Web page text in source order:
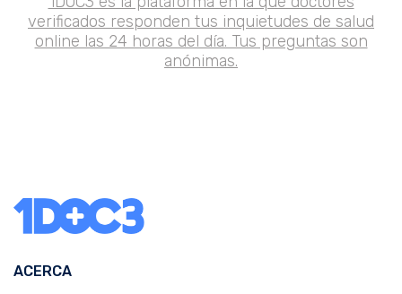
verificados responden tus inquietudes de salud
online las 24 horas del día. Tus preguntas son
anónimas.
ACERCA